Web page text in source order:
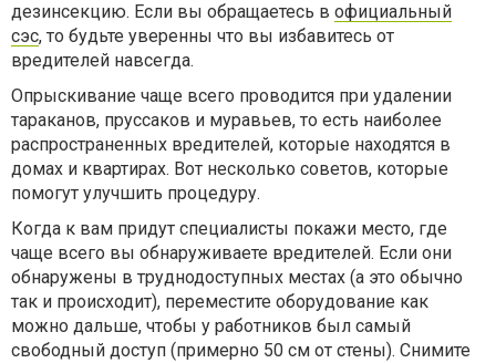
дезинсекцию. Если вы обращаетесь в официальный
сэс, то будьте уверенны что вы избавитесь от
вредителей навсегда.
Опрыскивание чаще всего проводится при удалении
тараканов, пруссаков и муравьев, то есть наиболее
распространенных вредителей, которые находятся в
домах и квартирах. Вот несколько советов, которые
помогут улучшить процедуру.
Когда к вам придут специалисты покажи место, где
чаще всего вы обнаруживаете вредителей. Если они
обнаружены в труднодоступных местах (а это обычно
так и происходит), переместите оборудование как
можно дальше, чтобы у работников был самый
свободный доступ (примерно 50 см от стены). Снимите